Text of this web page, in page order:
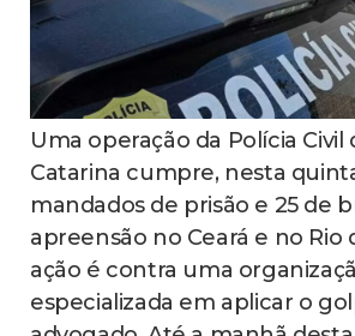
Uma operação da Polícia Civil
Catarina cumpre, nesta
mandados de prisão e 25 de
apreensão no Ceará e no Rio
ação é contra uma
especializada em aplicar o